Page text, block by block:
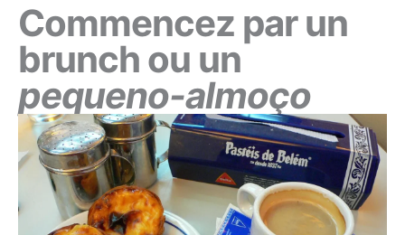
Commencez par un
brunch ou un
pequeno-almoço